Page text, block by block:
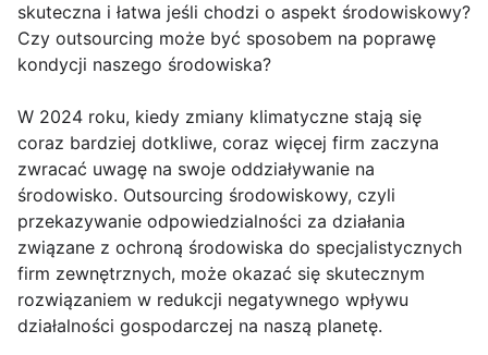
skuteczna i łatwa jeśli chodzi o aspekt środowiskowy?
Czy outsourcing może być sposobem na poprawę
kondycji naszego środowiska?
W 2024 roku, kiedy zmiany klimatyczne stają się
coraz bardziej dotkliwe, coraz więcej firm zaczyna
zwracać uwagę na swoje oddziaływanie na
środowisko. Outsourcing środowiskowy, czyli
przekazywanie odpowiedzialności za działania
związane z ochroną środowiska do specjalistycznych
firm zewnętrznych, może okazać się skutecznym
rozwiązaniem w redukcji negatywnego wpływu
działalności gospodarczej na naszą planetę.